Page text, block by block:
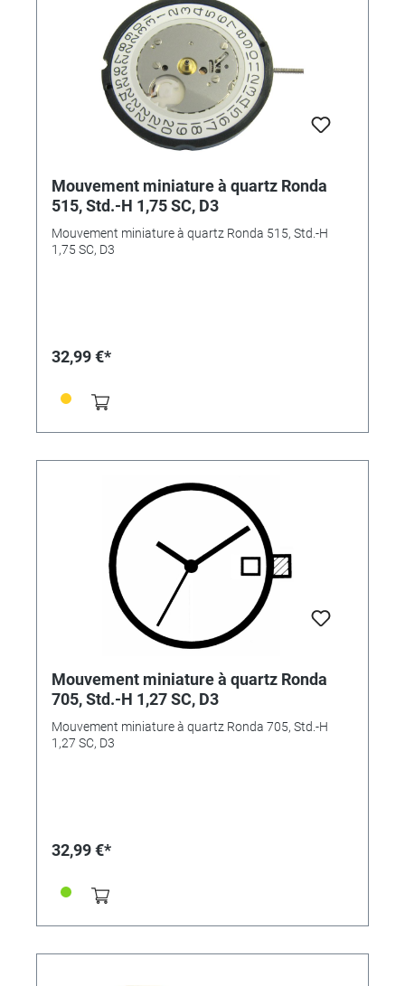
Mouvement miniature à quartz Ronda
515, Std.-H 1,75 SC, D3
Mouvement miniature à quartz Ronda 515, Std.-H
1,75 SC, D3
32,99 €*
Mouvement miniature à quartz Ronda
705, Std.-H 1,27 SC, D3
Mouvement miniature à quartz Ronda 705, Std.-H
1,27 SC, D3
32,99 €*